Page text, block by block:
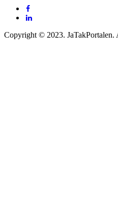
Copyright © 2023. JaTakPortalen.